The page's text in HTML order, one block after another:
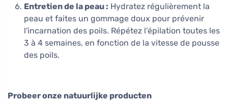
Entretien de la peau : Hydratez régulièrement la
peau et faites un gommage doux pour prévenir
l'incarnation des poils. Répétez l'épilation toutes les
3 à 4 semaines, en fonction de la vitesse de pousse
des poils.
Probeer onze natuurlijke producten